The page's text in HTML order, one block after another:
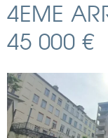
4EME
45 000 €